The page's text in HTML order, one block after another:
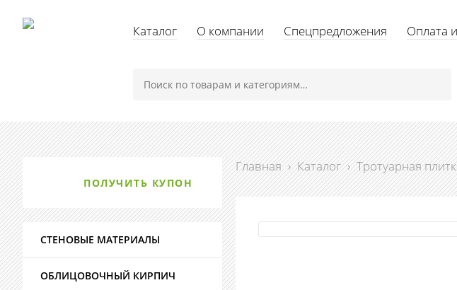
Каталог О компании Спецпредложения Оплата
Главная › Каталог › Тротуарная
ПОЛУЧИТЬ КУПОН
СТЕНОВЫЕ МАТЕРИАЛЫ
ОБЛИЦОВОЧНЫЙ КИРПИЧ